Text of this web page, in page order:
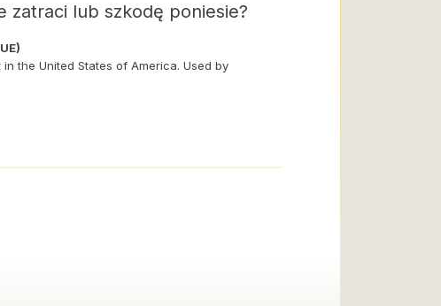
zatraci lub szkodę poniesie?
the United States of America. Used by